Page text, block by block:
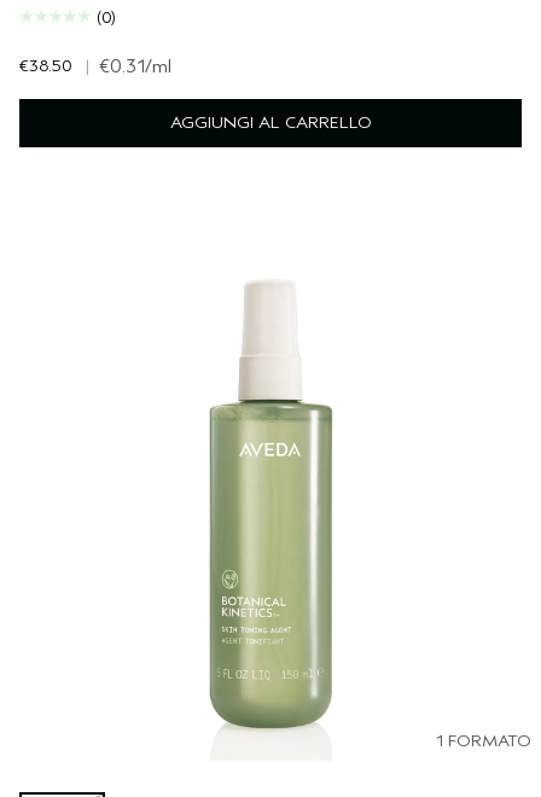
(0)
€38.50 | €0.31/ml
AGGIUNGI AL CARRELLO
1 FORMATO